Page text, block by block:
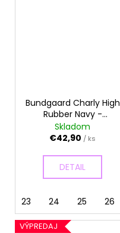
Bundgaard Charly High
Rubber Navy -
Gumáky
Skladom
€42,90 / ks
DETAIL
23 24 25 26
VÝPREDAJ